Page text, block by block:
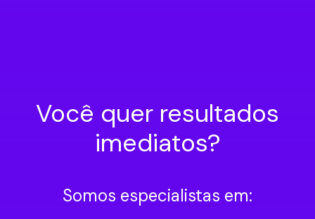
Você quer resultados
imediatos?
Somos especialistas em: